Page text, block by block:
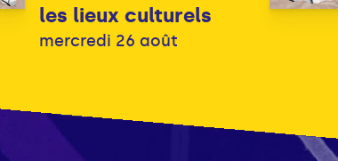
les lieux culturels
mercredi 26 août